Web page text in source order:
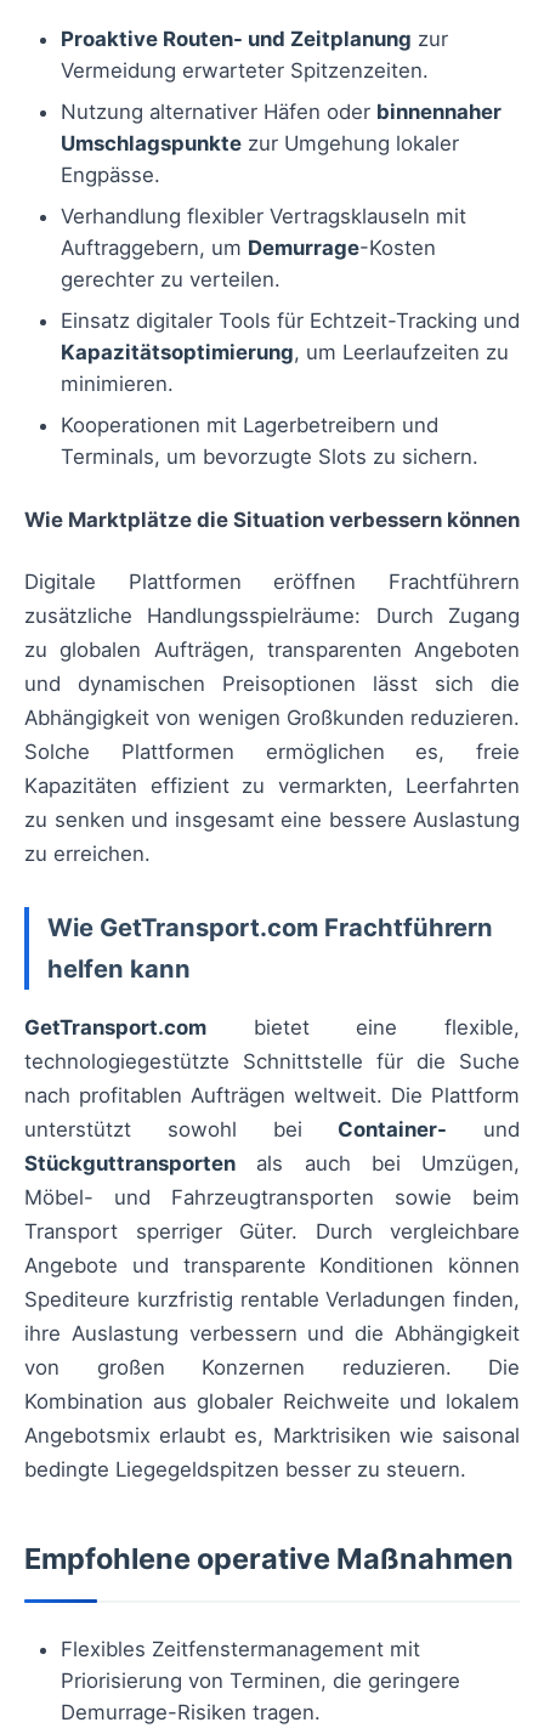
Proaktive Routen- und Zeitplanung zur
Vermeidung erwarteter Spitzenzeiten.
Nutzung alternativer Häfen oder binnennaher
Umschlagspunkte zur Umgehung lokaler
Engpässe.
Verhandlung flexibler Vertragsklauseln mit
Auftraggebern, um Demurrage-Kosten
gerechter zu verteilen.
Einsatz digitaler Tools für Echtzeit-Tracking und
Kapazitätsoptimierung, um Leerlaufzeiten zu
minimieren.
Kooperationen mit Lagerbetreibern und
Terminals, um bevorzugte Slots zu sichern.
Wie Marktplätze die Situation verbessern können
Digitale Plattformen eröffnen Frachtführern
zusätzliche Handlungsspielräume: Durch Zugang
zu globalen Aufträgen, transparenten Angeboten
und dynamischen Preisoptionen lässt sich die
Abhängigkeit von wenigen Großkunden reduzieren.
Solche Plattformen ermöglichen es, freie
Kapazitäten effizient zu vermarkten, Leerfahrten
zu senken und insgesamt eine bessere Auslastung
zu erreichen.
Wie GetTransport.com Frachtführern
helfen kann
GetTransport.com bietet eine flexible,
technologiegestützte Schnittstelle für die Suche
nach profitablen Aufträgen weltweit. Die Plattform
unterstützt sowohl bei Container- und
Stückguttransporten als auch bei Umzügen,
Möbel- und Fahrzeugtransporten sowie beim
Transport sperriger Güter. Durch vergleichbare
Angebote und transparente Konditionen können
Spediteure kurzfristig rentable Verladungen finden,
ihre Auslastung verbessern und die Abhängigkeit
von großen Konzernen reduzieren. Die
Kombination aus globaler Reichweite und lokalem
Angebotsmix erlaubt es, Marktrisiken wie saisonal
bedingte Liegegeldspitzen besser zu steuern.
Empfohlene operative Maßnahmen
Flexibles Zeitfenstermanagement mit
Priorisierung von Terminen, die geringere
Demurrage-Risiken tragen.